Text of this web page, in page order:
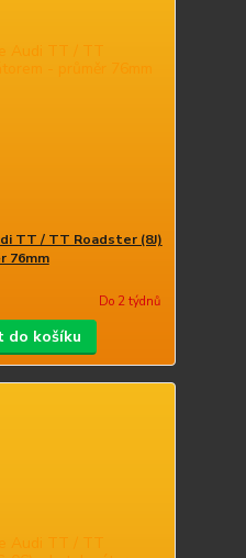
TT / TT Roadster (8J)
76mm
Do 2 týdnů
do košíku